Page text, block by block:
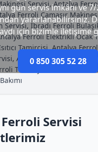
gün servis imkânı ve
yararlanabilirsiniz.
için bizimle iletişime
0 850 305 52 28
Servisi, Antalya
Ferroli Çamaşır
Servisi, İbradı Ferroli
Ferroli Elektrikli Ocak
Tamircisi, Antalya
Antalya Ferroli
Televizyon Tamircisi,
Servisi